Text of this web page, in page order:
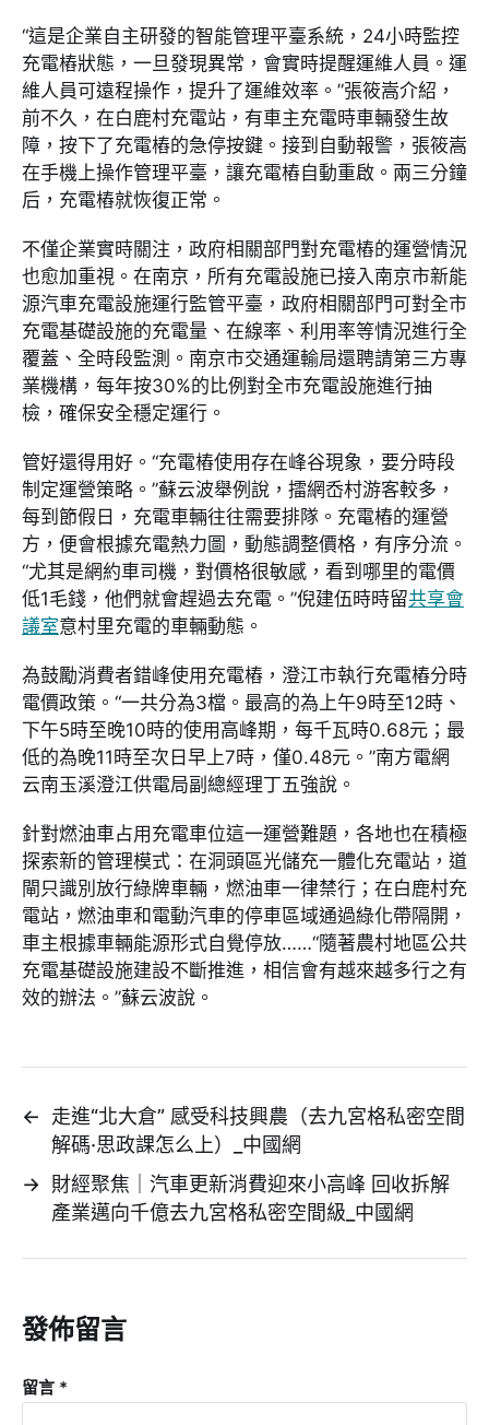
“這是企業自主研發的智能管理平臺系統，24小時監控
充電樁狀態，一旦發現異常，會實時提醒運維人員。運
維人員可遠程操作，提升了運維效率。”張筱嵩介紹，
前不久，在白鹿村充電站，有車主充電時車輛發生故
障，按下了充電樁的急停按鍵。接到自動報警，張筱嵩
在手機上操作管理平臺，讓充電樁自動重啟。兩三分鐘
后，充電樁就恢復正常。
不僅企業實時關注，政府相關部門對充電樁的運營情況
也愈加重視。在南京，所有充電設施已接入南京市新能
源汽車充電設施運行監管平臺，政府相關部門可對全市
充電基礎設施的充電量、在線率、利用率等情況進行全
覆蓋、全時段監測。南京市交通運輸局還聘請第三方專
業機構，每年按30%的比例對全市充電設施進行抽
檢，確保安全穩定運行。
管好還得用好。“充電樁使用存在峰谷現象，要分時段
制定運營策略。”蘇云波舉例說，擂網岙村游客較多，
每到節假日，充電車輛往往需要排隊。充電樁的運營
方，便會根據充電熱力圖，動態調整價格，有序分流。
“尤其是網約車司機，對價格很敏感，看到哪里的電價
低1毛錢，他們就會趕過去充電。”倪建伍時時留共享會
議室意村里充電的車輛動態。
為鼓勵消費者錯峰使用充電樁，澄江市執行充電樁分時
電價政策。“一共分為3檔。最高的為上午9時至12時、
下午5時至晚10時的使用高峰期，每千瓦時0.68元；最
低的為晚11時至次日早上7時，僅0.48元。”南方電網
云南玉溪澄江供電局副總經理丁五強說。
針對燃油車占用充電車位這一運營難題，各地也在積極
探索新的管理模式：在洞頭區光儲充一體化充電站，道
閘只識別放行綠牌車輛，燃油車一律禁行；在白鹿村充
電站，燃油車和電動汽車的停車區域通過綠化帶隔開，
車主根據車輛能源形式自覺停放……“隨著農村地區公共
充電基礎設施建設不斷推進，相信會有越來越多行之有
效的辦法。”蘇云波說。
←
走進“北大倉” 感受科技興農（去九宮格私密空間
解碼·思政課怎么上）_中國網
→ 財經聚焦｜汽車更新消費迎來小高峰 回收拆解
產業邁向千億去九宮格私密空間級_中國網
發佈留言
留言 *